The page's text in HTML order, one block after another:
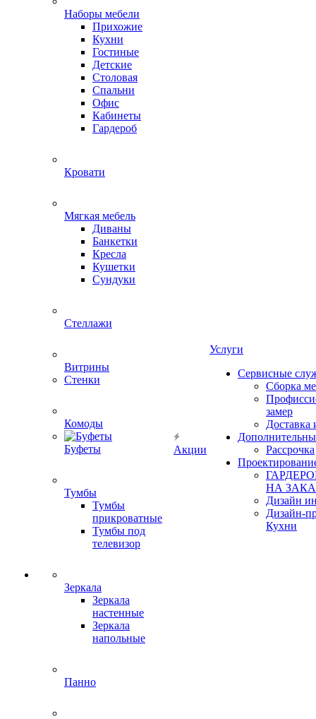
Наборы мебели
Прихожие
Кухни
Гостиные
Детские
Столовая
Спальни
Офис
Кабинеты
Гардероб
Кровати
Мягкая мебель
Диваны
Банкетки
Кресла
Кушетки
Сундуки
Стеллажи
Витрины
Стенки
Комоды
Буфеты
Тумбы
Тумбы
прикроватные
Тумбы под
телевизор
Зеркала
Зеркала
настенные
Зеркала
напольные
Панно
Акции
Услуги
Сервисные
Сборка
замер
Доставка
Рассрочка
НА
Дизайн
Дизайн-
Кухни